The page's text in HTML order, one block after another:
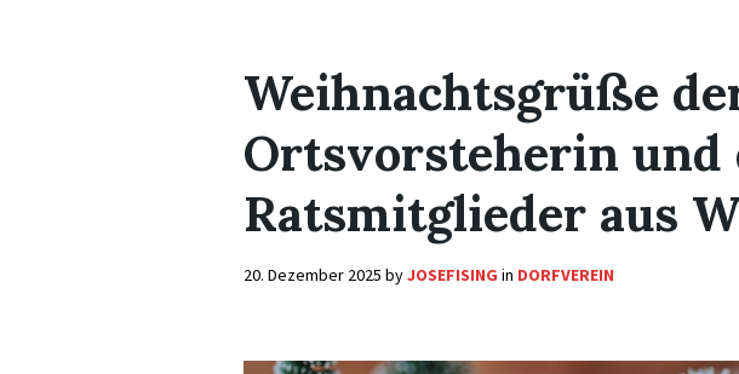
Weihnachtsgrüße
Ortsvorsteherin und
Ratsmitglieder aus
20. Dezember 2025 byJOSEFISING in DORFVEREIN